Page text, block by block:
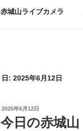
赤城山ライブカメラ
日: 2025年6月12日
投
稿
日:
2025年6月12日
今日の赤城山